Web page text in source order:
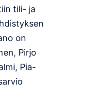
tili- ja
on
Pirjo
Pia-